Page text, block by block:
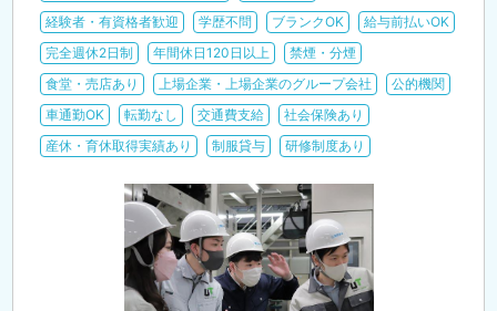
経験者・有資格者歓迎
学歴不問 ブランクOK
給与前払いOK
完全週休2日制
年間休日120日以上
禁煙・分煙
食堂・売店あり
上場企業・上場企業のグループ会社
公的機関
車通勤OK
転勤なし 交通費支給
社会保険あり
産休・育休取得実績あり
制服貸与 研修制度あり